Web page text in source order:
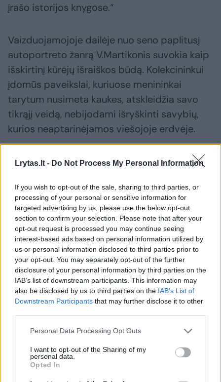
Lrytas.lt - Do Not Process My Personal Information
If you wish to opt-out of the sale, sharing to third parties, or
processing of your personal or sensitive information for
targeted advertising by us, please use the below opt-out
section to confirm your selection. Please note that after your
opt-out request is processed you may continue seeing
interest-based ads based on personal information utilized by
us or personal information disclosed to third parties prior to
your opt-out. You may separately opt-out of the further
disclosure of your personal information by third parties on the
IAB’s list of downstream participants. This information may
also be disclosed by us to third parties on the IAB’s List of
Downstream Participants that may further disclose it to other
Personal Data Processing Opt Outs
I want to opt-out of the Sharing of my
personal data.
Opted In
įrašo istorijos knygose.“
Vaizduojamojoje dailėje nuo seno paplitusį
autoportreto žanrą V.Martikonis suvokia kaip
išskirtinį kūrėjų išraiškos būdą. Kolekcininkui
įdomūs paveikslai, kuriuose menininkai
tarytum nusimeta kaukes, atskleidžia savo
tikrąjį veidą, nebijodami išryškinti savybių,
kurios neaptarinėjamos viešojoje erdvėje.
„Tai gali būti ir drąsūs kūrėjų akibrokštai,
nuogirdų, gandų ir paskalų nenutapysi“, –
kalbėjo ne dvasingu humanitaru, o tiksliųjų
mokslų atstovu save vadinantis V.Martikonis.
Jo rinkinyje yra nemažai prie šiuolaikinės
dailės elito priskiriamų menininkų darbų. Kai
kuriuos senesnius garsių tapytojų darbus,
kurių ir patys autoriai kartais neprisimena,
V.Martikonis atranda sendaikčių turgeliuose,
antikvariatuose, ne vieną paveikslą grąžino į